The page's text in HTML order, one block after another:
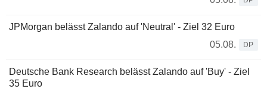
JPMorgan belässt Zalando auf 'Neutral' - Ziel 32 Euro
05.08.
DP
Deutsche Bank Research belässt Zalando auf 'Buy' - Ziel
35 Euro